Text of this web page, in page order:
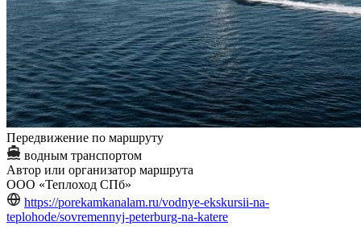
Передвижение по маршруту
водным транспортом
Автор или организатор маршрута
ООО «Теплоход СПб»
https://porekamkanalam.ru/vodnye-ekskursii-na-
teplohode/sovremennyj-peterburg-na-katere